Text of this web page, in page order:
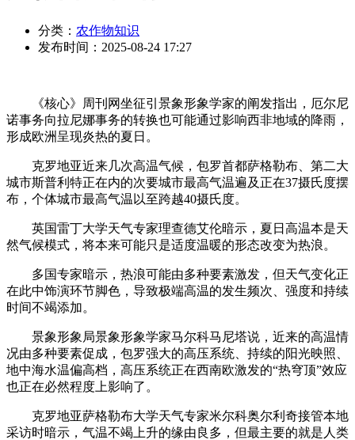
分类： 农作物知识
发布时间： 2025-08-24 17:27
《核心》周刊网坐征引景象形象学家的阐发指出，厄尔尼
诺事务向拉尼娜事务的转换也可能通过影响西非地域的降雨，
形成欧洲呈现炎热的夏日。
克罗地亚近来几次高温气候，包罗首都萨格勒布、第二大
城市斯普利特正在内的次要城市最高气温遍及正在37摄氏度摆
布，个体城市最高气温以至跨越40摄氏度。
英国雷丁大学天气专家理查德艾伦暗示，夏日高温本是天
然气候模式，将本来可能只是适度温暖的形态改变为热浪。
多国专家暗示，热浪可能由多种要素激发，但天气变化正
在此中饰演环节脚色，导致极端高温的发生频次、强度和持续
时间不竭添加。
景象形象局景象形象学家马尔科马尼塔说，近来的高温情
况由多种要素促成，包罗强大的高压系统、持续的阳光映照、
地中海水温偏高档，高压系统正在西南欧激发的“热穹顶”效应
也正在必然程度上影响了。
克罗地亚萨格勒布大学天气专家米尔科奥尔利奇接管本地
采访时暗示，气温不竭上升的缘由良多，但最主要的就是人类